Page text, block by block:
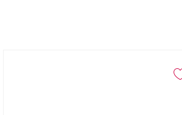
периода времени.
В состав входят